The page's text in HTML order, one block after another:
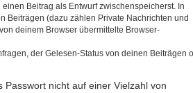
Beitrag als Entwurf zwischenspeicherst. In
Beiträgen (dazu zählen Private Nachrichten und
deinem Browser übermittelte Browser-
der Gelesen-Status von deinen Beiträgen
nicht auf einer Vielzahl von